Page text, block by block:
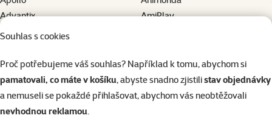
Souhlas s cookies
Proč potřebujeme váš souhlas? Například k tomu, abychom si
pamatovali, co máte v košíku, abyste snadno zjistilistav objednávky
a nemuseli se pokaždé přihlašovat, abychom vás neobtěžovali
nevhodnou reklamou.
Advantix
Asan
Avesa
AQUAEL
Aqua Clear
AFP
AmiPlay
Aquarimex
Aatas Cat
Acana